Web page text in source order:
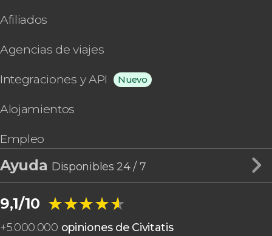
Afiliados
Agencias de viajes
Integraciones y API Nuevo
Alojamientos
Empleo
Ayuda Disponibles 24 / 7
9,1/10 ★★★★★
★★★★★
+5.000.000 opiniones de Civitatis